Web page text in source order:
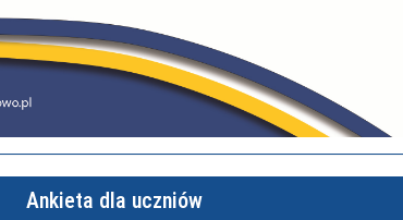
Ankieta dla uczniów